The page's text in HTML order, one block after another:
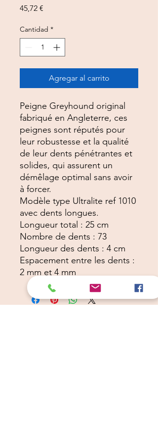
45,72 €
Cantidad *
Agregar al carrito
Peigne Greyhound original
fabriqué en Angleterre, ces
peignes sont réputés pour
leur robustesse et la qualité
de leur dents pénétrantes et
solides, qui assurent un
démêlage optimal sans avoir
à forcer.
Modèle type Ultralite ref 1010
avec dents longues.
Longueur total : 25 cm
Nombre de dents : 73
Longueur des dents : 4 cm
Espacement entre les dents :
2 mm et 4 mm